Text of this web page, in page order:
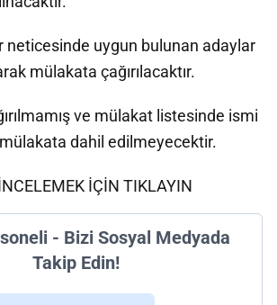
neticesinde uygun bulunan adaylar
mülakata çağırılacaktır.
ve mülakat listesinde ismi
dahil edilmeyecektir.
İÇİN TIKLAYIN
- Bizi Sosyal Medyada
Takip Edin!